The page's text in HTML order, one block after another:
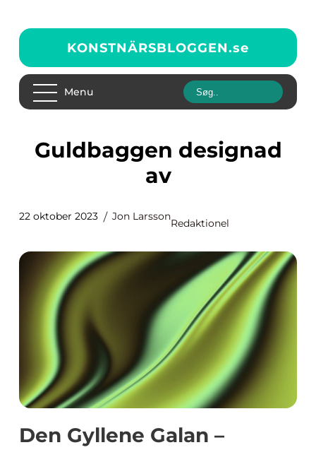
KONSTNÄRSBLOGGEN.se
Menu
Guldbaggen designad
av
22 oktober 2023 Jon Larsson
Redaktionel
Den Gyllene Galan –